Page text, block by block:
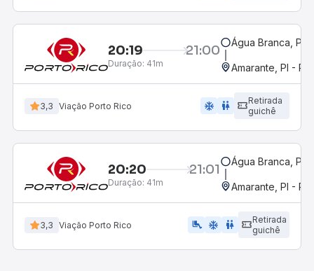
20:19 21:00
Duração: 41m
Água Branca, PI
Amarante, PI -
3,3 Viação Porto Rico ac_unit wc
Retirada
guichê
20:20 21:01
Duração: 41m
Água Branca, PI
Amarante, PI -
3,3 Viação Porto Rico airline_seat_legroom_extra ac_unit wc
Retirada
guichê